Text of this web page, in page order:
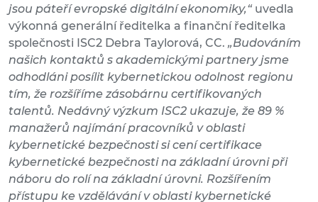
jsou páteří evropské digitální ekonomiky,“ uvedla
výkonná generální ředitelka a finanční ředitelka
společnosti ISC2 Debra Taylorová, CC. „Budováním
našich kontaktů s akademickými partnery jsme
odhodláni posílit kybernetickou odolnost regionu
tím, že rozšíříme zásobárnu certifikovaných
talentů. Nedávný výzkum ISC2 ukazuje, že 89 %
manažerů najímání pracovníků v oblasti
kybernetické bezpečnosti si cení certifikace
kybernetické bezpečnosti na základní úrovni při
náboru do rolí na základní úrovni. Rozšířením
přístupu ke vzdělávání v oblasti kybernetické